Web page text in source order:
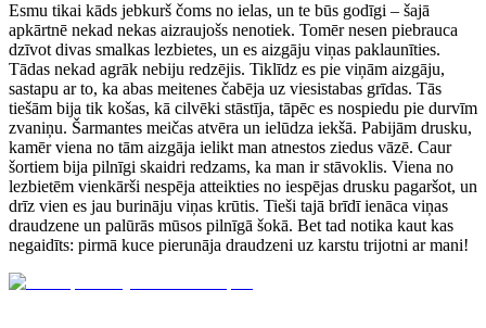
Esmu tikai kāds jebkurš čoms no ielas, un te būs godīgi – šajā
apkārtnē nekad nekas aizraujošs nenotiek. Tomēr nesen piebrauca
dzīvot divas smalkas lezbietes, un es aizgāju viņas paklaunīties.
Tādas nekad agrāk nebiju redzējis. Tiklīdz es pie viņām aizgāju,
sastapu ar to, ka abas meitenes čabēja uz viesistabas grīdas. Tās
tiešām bija tik košas, kā cilvēki stāstīja, tāpēc es nospiedu pie durvīm
zvaniņu. Šarmantes meičas atvēra un ielūdza iekšā. Pabijām drusku,
kamēr viena no tām aizgāja ielikt man atnestos ziedus vāzē. Caur
šortiem bija pilnīgi skaidri redzams, ka man ir stāvoklis. Viena no
lezbietēm vienkārši nespēja atteikties no iespējas drusku pagaršot, un
drīz vien es jau burināju viņas krūtis. Tieši tajā brīdī ienāca viņas
draudzene un palūrās mūsos pilnīgā šokā. Bet tad notika kaut kas
negaidīts: pirmā kuce pierunāja draudzeni uz karstu trijotni ar mani!